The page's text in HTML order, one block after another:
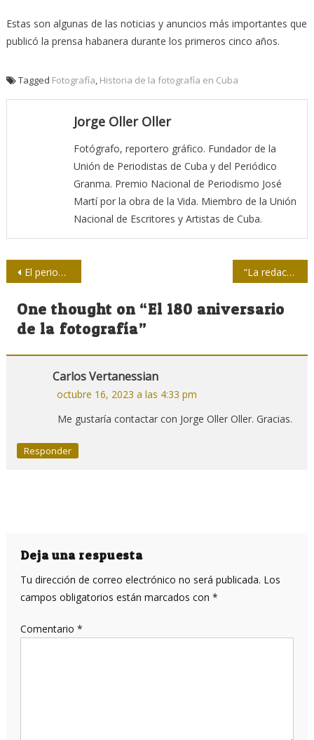
Estas son algunas de las noticias y anuncios más importantes que
publicó la prensa habanera durante los primeros cinco años.
Tagged Fotografía, Historia de la fotografía en Cuba
Jorge Oller Oller
Fotógrafo, reportero gráfico. Fundador de la
Unión de Periodistas de Cuba y del Periódico
Granma. Premio Nacional de Periodismo José
Martí por la obra de la Vida. Miembro de la Unión
Nacional de Escritores y Artistas de Cuba.
Navegación
de
entradas
El periodismo amarillo de ABC España “La redacción me exige sangre”: La BBC busca la ‘injerencia rusa’ en las protestas en Francia
One thought on “El 180 aniversario
de la fotografía”
Carlos Vertanessian
octubre 16, 2023 a las 4:33 pm
Me gustaría contactar con Jorge Oller Oller. Gracias.
Responder
Deja una respuesta
Tu dirección de correo electrónico no será publicada. Los
campos obligatorios están marcados con *
Comentario *